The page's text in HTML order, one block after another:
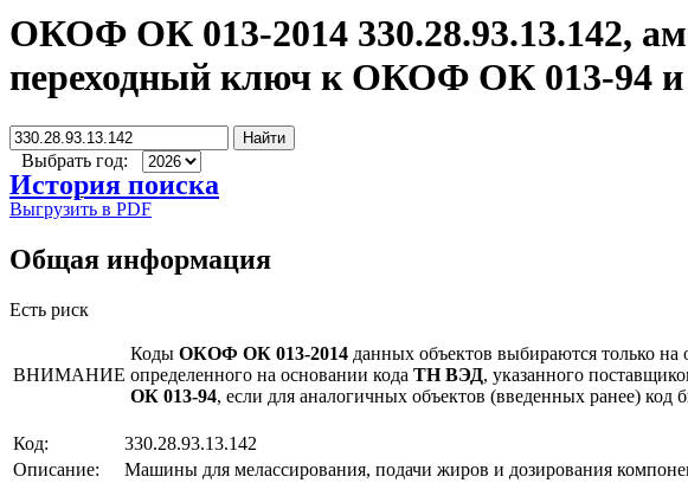
ОКОФ ОК 013-2014 330.28.93.13.142,
переходный ключ к ОКОФ ОК 013-94
Найти
Выбрать год:
История поиска
Выгрузить в PDF
Общая информация
Есть риск
ВНИМАНИЕ
Коды ОКОФ ОК 013-2014 данных объектов выбираются только на
определенного на основании кода ТН ВЭД, указанного
ОК 013-94, если для аналогичных объектов (введенных ранее) код
Код:
330.28.93.13.142
Описание:
Машины для мелассирования, подачи жиров и дозирования